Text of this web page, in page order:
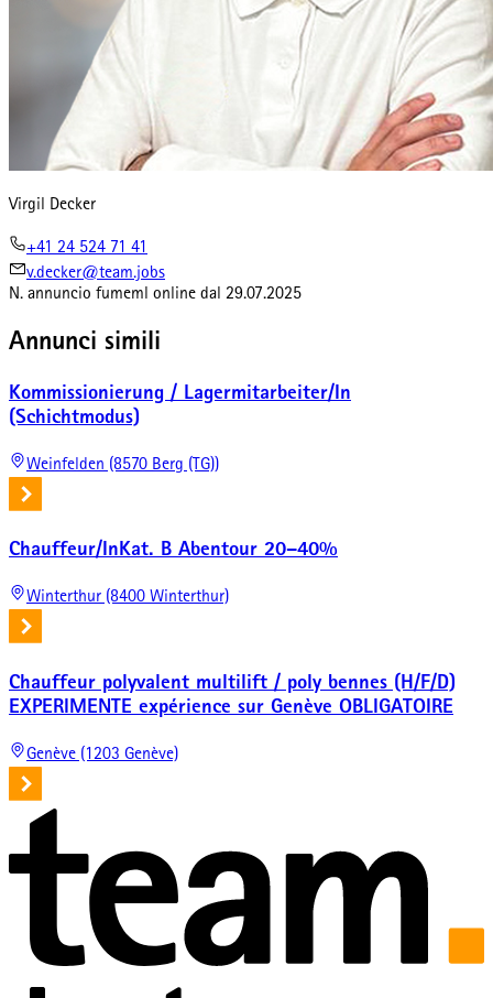
Virgil Decker
+41 24 524 71 41
v.decker@team.jobs
N. annuncio fumeml online dal 29.07.2025
Annunci simili
Kommissionierung / Lagermitarbeiter/In
(Schichtmodus)
Weinfelden (8570 Berg (TG))
Chauffeur/InKat. B Abentour 20–40%
Winterthur (8400 Winterthur)
Chauffeur polyvalent multilift / poly bennes (H/F/D)
EXPERIMENTE expérience sur Genève OBLIGATOIRE
Genève (1203 Genève)